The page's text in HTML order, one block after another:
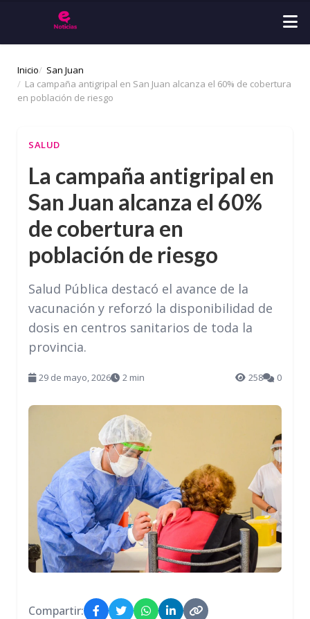
Inicio
San Juan
La campaña antigripal en San Juan alcanza el 60% de cobertura
en población de riesgo
SALUD
La campaña antigripal en
San Juan alcanza el 60%
de cobertura en
población de riesgo
Salud Pública destacó el avance de la
vacunación y reforzó la disponibilidad de
dosis en centros sanitarios de toda la
provincia.
29 de mayo, 2026 2 min 258 0
Compartir: